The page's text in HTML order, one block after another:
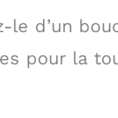
le d’un
pour la